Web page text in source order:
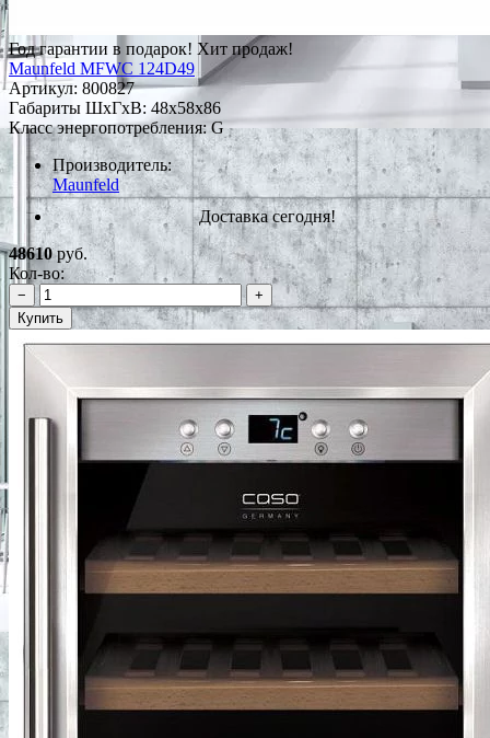
Год гарантии в подарок! Хит продаж!
Maunfeld MFWC 124D49
Артикул: 800827
Габариты ШxГxВ: 48x58x86
Класс энергопотребления: G
Производитель:
Maunfeld
Доставка сегодня!
48610руб.
Кол-во:
−
+
Купить